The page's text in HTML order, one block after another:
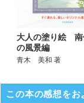
大人の塗り絵 南
の風景編
青木 美和 著
この本の感想をお